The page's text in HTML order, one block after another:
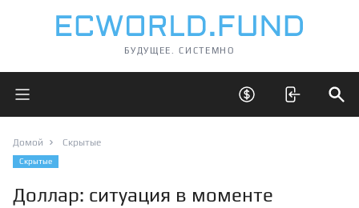
БУДУЩЕЕ. СИСТЕМНО
Открыть главное меню Открыть скрытые
Домой Скрытые
Скрытые
Доллар: ситуация в моменте